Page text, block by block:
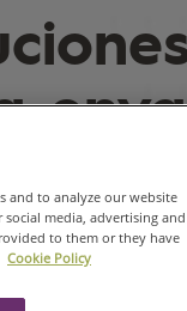
y las marcas
reduzcan el
través de la
la
and to analyze our website
media, advertising and
to them or they have
Cookie Policy